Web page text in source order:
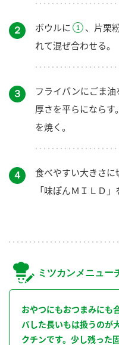
２ ボウルに
、片栗
れて混ぜ合わせる。
３ フライパンにごま油
厚さを平らになら
を焼く。
４
食べやすい大きさに
「味ぽんＭＩＬＤ」
ミツカンメニュー
おやつにもおつまみにも
バした長いもは扱うのが
クチンです。少し残った